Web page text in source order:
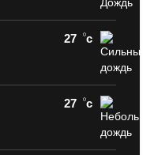
27 c
27 c